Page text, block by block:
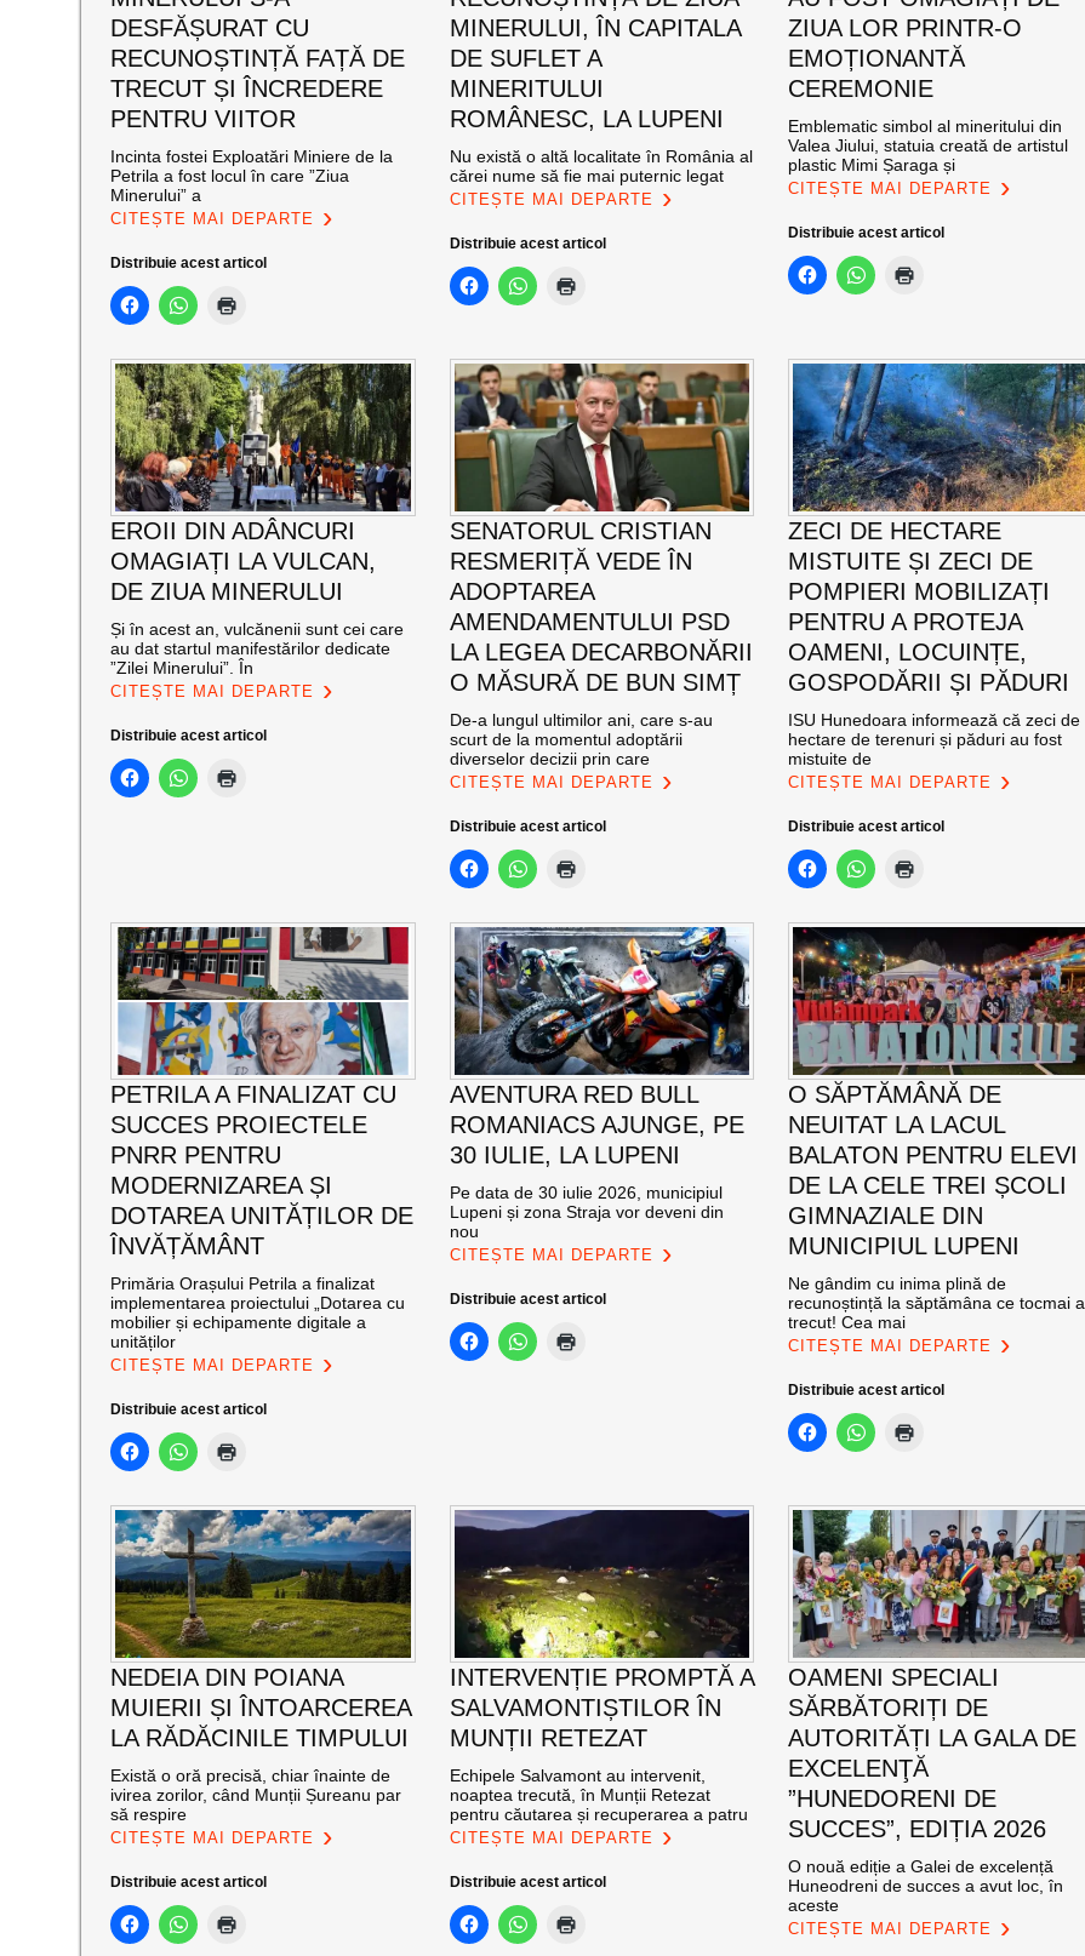
DESFĂȘURAT CU
RECUNOȘTINȚĂ FAȚĂ DE
TRECUT ȘI ÎNCREDERE
PENTRU VIITOR
Incinta fostei Exploatări Miniere de la
Petrila a fost locul în care ”Ziua
Minerului” a
CITEȘTE MAI DEPARTE
Distribuie acest articol
MINERULUI, ÎN CAPITALA
DE SUFLET A
MINERITULUI
ROMÂNESC, LA LUPENI
Nu există o altă localitate în România al
cărei nume să fie mai puternic legat
CITEȘTE MAI DEPARTE
Distribuie acest articol
ZIUA LOR PRINTR-O
EMOȚIONANTĂ
CEREMONIE
Emblematic simbol al mineritului din
Valea Jiului, statuia creată de artistul
plastic Mimi Șaraga și
CITEȘTE MAI DEPARTE
Distribuie acest articol
EROII DIN ADÂNCURI
OMAGIAȚI LA VULCAN,
DE ZIUA MINERULUI
Și în acest an, vulcănenii sunt cei care
au dat startul manifestărilor dedicate
”Zilei Minerului”. În
CITEȘTE MAI DEPARTE
Distribuie acest articol
SENATORUL CRISTIAN
RESMERIȚĂ VEDE ÎN
ADOPTAREA
AMENDAMENTULUI PSD
LA LEGEA DECARBONĂRII
O MĂSURĂ DE BUN SIMȚ
De-a lungul ultimilor ani, care s-au
scurt de la momentul adoptării
diverselor decizii prin care
CITEȘTE MAI DEPARTE
Distribuie acest articol
ZECI DE HECTARE
MISTUITE ȘI ZECI DE
POMPIERI MOBILIZAȚI
PENTRU A PROTEJA
OAMENI, LOCUINȚE,
GOSPODĂRII ȘI PĂDURI
ISU Hunedoara informează că zeci de
hectare de terenuri și păduri au fost
mistuite de
CITEȘTE MAI DEPARTE
Distribuie acest articol
PETRILA A FINALIZAT CU
SUCCES PROIECTELE
PNRR PENTRU
MODERNIZAREA ȘI
DOTAREA UNITĂȚILOR DE
ÎNVĂȚĂMÂNT
Primăria Orașului Petrila a finalizat
implementarea proiectului „Dotarea cu
mobilier și echipamente digitale a
unităților
CITEȘTE MAI DEPARTE
Distribuie acest articol
AVENTURA RED BULL
ROMANIACS AJUNGE, PE
30 IULIE, LA LUPENI
Pe data de 30 iulie 2026, municipiul
Lupeni și zona Straja vor deveni din
nou
CITEȘTE MAI DEPARTE
Distribuie acest articol
O SĂPTĂMÂNĂ DE
NEUITAT LA LACUL
BALATON PENTRU ELEVI
DE LA CELE TREI ȘCOLI
GIMNAZIALE DIN
MUNICIPIUL LUPENI
Ne gândim cu inima plină de
recunoștință la săptămâna ce tocmai a
trecut! Cea mai
CITEȘTE MAI DEPARTE
Distribuie acest articol
NEDEIA DIN POIANA
MUIERII ȘI ÎNTOARCEREA
LA RĂDĂCINILE TIMPULUI
Există o oră precisă, chiar înainte de
ivirea zorilor, când Munții Șureanu par
să respire
CITEȘTE MAI DEPARTE
Distribuie acest articol
INTERVENȚIE PROMPTĂ A
SALVAMONTIȘTILOR ÎN
MUNȚII RETEZAT
Echipele Salvamont au intervenit,
noaptea trecută, în Munții Retezat
pentru căutarea și recuperarea a patru
CITEȘTE MAI DEPARTE
Distribuie acest articol
OAMENI SPECIALI
SĂRBĂTORIȚI DE
AUTORITĂȚI LA GALA DE
EXCELENŢĂ
”HUNEDORENI DE
SUCCES”, EDIȚIA 2026
O nouă ediție a Galei de excelență
Huneodreni de succes a avut loc, în
aceste
CITEȘTE MAI DEPARTE